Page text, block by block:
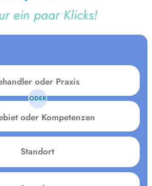
ein paar Klicks!
ODER